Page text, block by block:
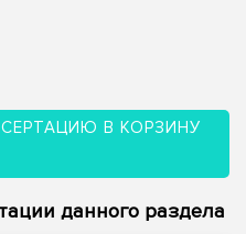
В КОРЗИНУ
данного раздела